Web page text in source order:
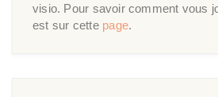
visio. Pour savoir comment vous
est sur cette page.